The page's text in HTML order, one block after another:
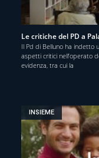
Le critiche del PD a
Il Pd di Belluno ha indetto
aspetti critici nell’operato
evidenza, tra cui la
INSIEME